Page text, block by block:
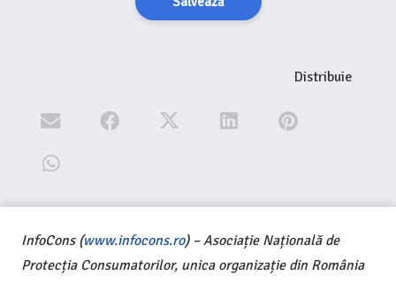
Distribuie
InfoCons (www.infocons.ro) – Asociație Națională de
Protecția Consumatorilor, unica organizație din România